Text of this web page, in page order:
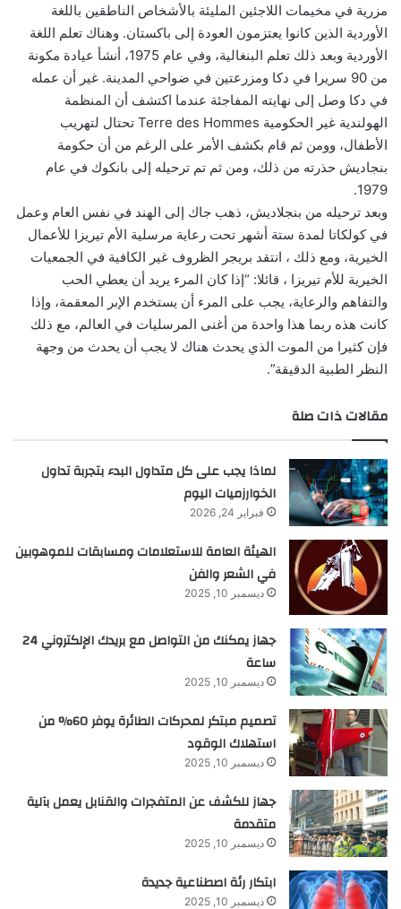
مزرية في مخيمات اللاجئين المليئة بالأشخاص الناطقين باللغة
الأوردية الذين كانوا يعتزمون العودة إلى باكستان. وهناك تعلم اللغة
الأوردية وبعد ذلك تعلم البنغالية، وفي عام 1975، أنشأ عيادة مكونة
من 90 سريرا في دكا ومزرعتين في ضواحي المدينة. غير أن عمله
في دكا وصل إلى نهايته المفاجئة عندما اكتشف أن المنظمة
الهولندية غير الحكومية Terre des Hommes تحتال لتهريب
الأطفال، وومن ثم قام بكشف الأمر على الرغم من أن حكومة
بنجاديش حذرته من ذلك، ومن ثم تم ترحيله إلى بانكوك في عام
1979.
وبعد ترحيله من بنجلاديش، ذهب جاك إلى الهند في نفس العام وعمل
في كولكاتا لمدة ستة أشهر تحت رعاية مرسلية الأم تيريزا للأعمال
الخيرية، ومع ذلك ، انتقد بريجر الظروف غير الكافية في الجمعيات
الخيرية للأم تيريزا ، قائلا: “إذا كان المرء يريد أن يعطي الحب
والتفاهم والرعاية، يجب على المرء أن يستخدم الإبر المعقمة، وإذا
كانت هذه ربما هذا واحدة من أغنى المرسليات في العالم، مع ذلك
فإن كثيرا من الموت الذي يحدث هناك لا يجب أن يحدث من وجهة
النظر الطبية الدقيقة”.
مقالات ذات صلة
لماذا يجب على كل متداول البدء بتجربة تداول
الخوارزميات اليوم
فبراير 24, 2026
الهيئة العامة للاستعلامات ومسابقات للموهوبين
في الشعر والفن
ديسمبر 10, 2025
جهاز يمكنك من التواصل مع بريدك الإلكتروني 24
ساعة
ديسمبر 10, 2025
تصميم مبتكر لمحركات الطائرة يوفر 60% من
استهلاك الوقود
ديسمبر 10, 2025
جهاز للكشف عن المتفجرات والقنابل يعمل بآلية
متقدمة
ديسمبر 10, 2025
ابتكار رئة اصطناعية جديدة
ديسمبر 10, 2025